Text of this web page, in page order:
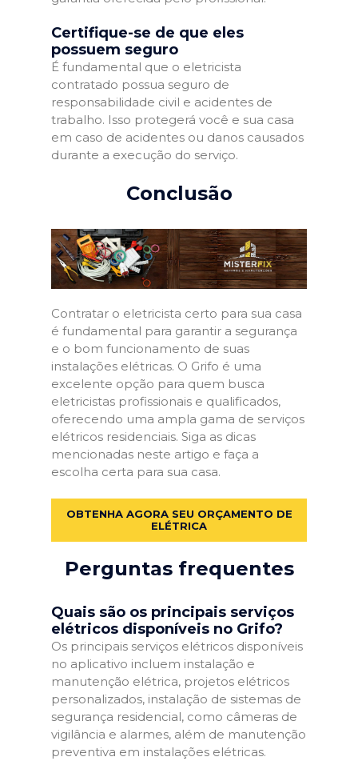
Certifique-se de que eles
possuem seguro
É fundamental que o eletricista
contratado possua seguro de
responsabilidade civil e acidentes de
trabalho. Isso protegerá você e sua casa
em caso de acidentes ou danos causados
durante a execução do serviço.
Conclusão
Contratar o eletricista certo para sua casa
é fundamental para garantir a segurança
e o bom funcionamento de suas
instalações elétricas. O Grifo é uma
excelente opção para quem busca
eletricistas profissionais e qualificados,
oferecendo uma ampla gama de serviços
elétricos residenciais. Siga as dicas
mencionadas neste artigo e faça a
escolha certa para sua casa.
OBTENHA AGORA SEU ORÇAMENTO DE
ELÉTRICA
Perguntas frequentes
Quais são os principais serviços
elétricos disponíveis no Grifo?
Os principais serviços elétricos disponíveis
no aplicativo incluem instalação e
manutenção elétrica, projetos elétricos
personalizados, instalação de sistemas de
segurança residencial, como câmeras de
vigilância e alarmes, além de manutenção
preventiva em instalações elétricas.